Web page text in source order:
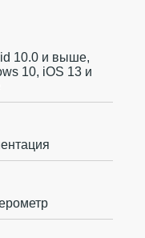
10.0 и выше,
10, iOS 13 и